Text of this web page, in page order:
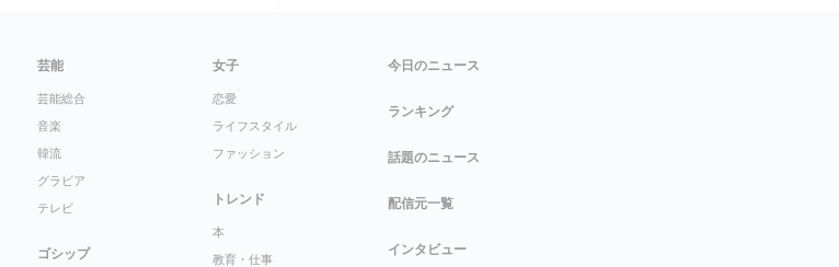
芸能
芸能総合
音楽
韓流
グラビア
テレビ
ゴシップ
女子
恋愛
ライフスタイル
ファッション
トレンド
本
教育・仕事
今日のニュース
ランキング
話題のニュース
配信元一覧
インタビュー